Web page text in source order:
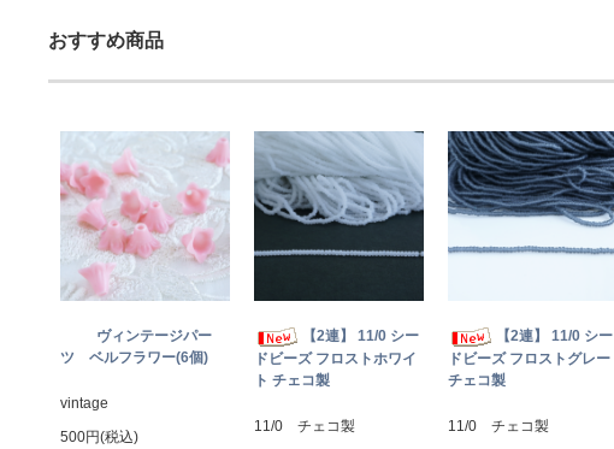
おすすめ商品
ヴィンテージパー
ツ ベルフラワー(6個)
vintage
500円(税込)
【2連】 11/0 シー
ドビーズ フロストホワイ
ト チェコ製
11/0 チェコ製
【2連】 11/0 シー
ドビーズ フロストグレー
チェコ製
11/0 チェコ製